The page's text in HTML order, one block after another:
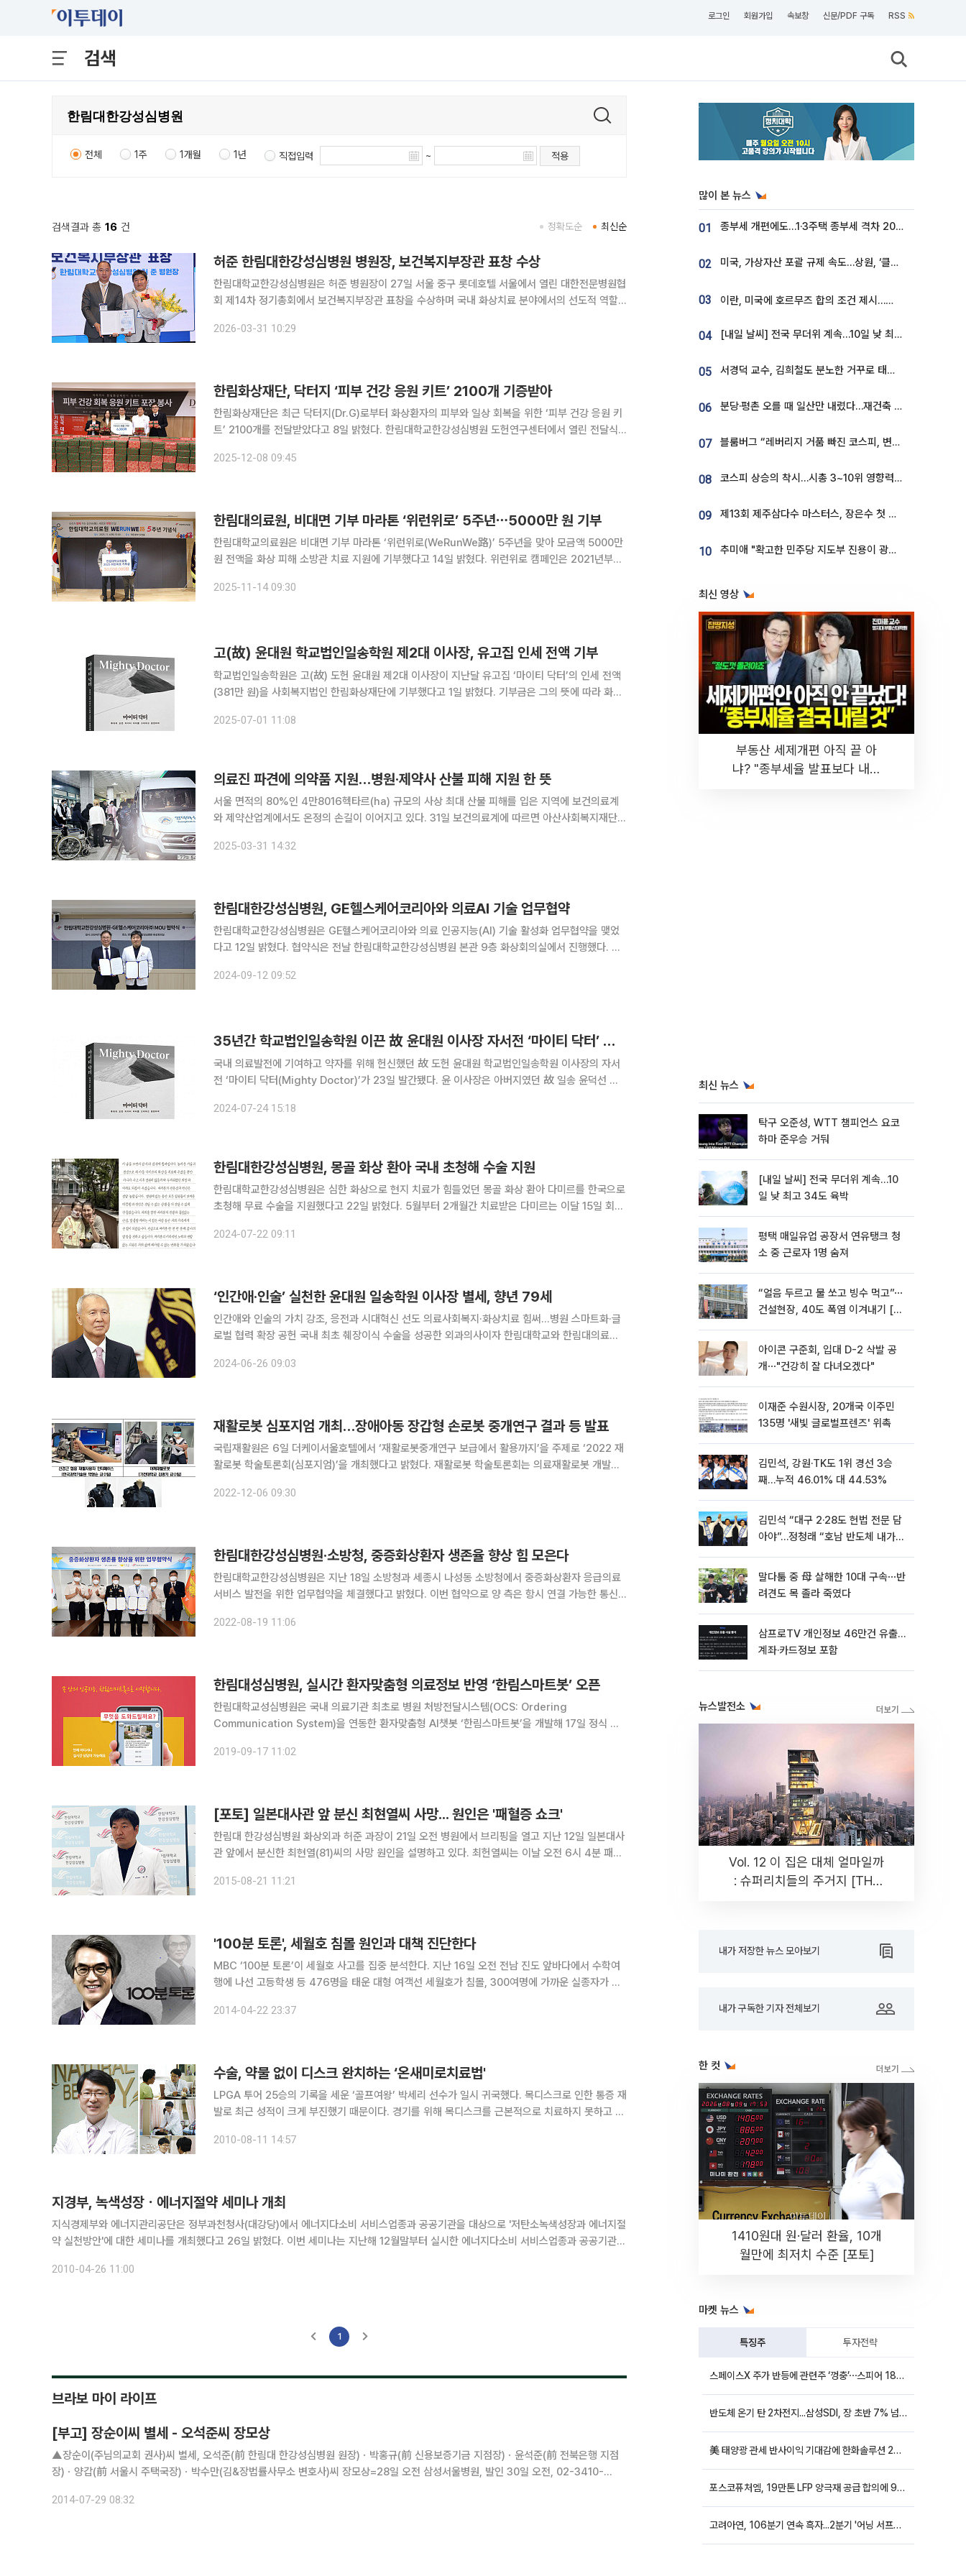
로그인 회원가입 속보창 신문/PDF 구독 RSS
검색
전체 1주 1개월 1년 직접입력 ~ 적용
검색결과 총 16 건 최신순
정확도순
허준 한림대한강성심병원 병원장, 보건복지부장관 표창 수상
한림대학교한강성심병원은 허준 병원장이 27일 서울 중구 롯데호텔 서울에서 열린 대한전문병원협
회 제14차 정기총회에서 보건복지부장관 표창을 수상하며 국내 화상치료 분야에서의 선도적 역할
인 봉사정신을 바탕으로 보건의료사업을 수행하고 국민 건강 증진에 기여한 공
2026-03-31 10:29
한림화상재단, 닥터지 ‘피부 건강 응원 키트’ 2100개 기증받아
한림화상재단은 최근 닥터지(Dr.G)로부터 화상환자의 피부와 일상 회복을 위한 ‘피부 건강 응원 키
트’ 2100개를 전달받았다고 8일 밝혔다. 한림대학교한강성심병원 도헌연구센터에서 열린 전달식
명이 참석했다. 닥터지 임직원들은 병원을 찾아 화상환자들의 쾌유
2025-12-08 09:45
한림대의료원, 비대면 기부 마라톤 ‘위런위로’ 5주년⋯5000만 원 기부
한림대학교의료원은 비대면 기부 마라톤 ‘위런위로(WeRunWe路)’ 5주년을 맞아 모금액 5000만
원 전액을 화상 피해 소방관 치료 지원에 기부했다고 14일 밝혔다. 위런위로 캠페인은 2021년부터
원한다. 한림대의료원은 이달 6일 서울시 영등포구 학교법
2025-11-14 09:30
고(故) 윤대원 학교법인일송학원 제2대 이사장, 유고집 인세 전액 기부
학교법인일송학원은 고(故) 도헌 윤대원 제2대 이사장이 지난달 유고집 ‘마이티 닥터’의 인세 전액
(381만 원)을 사회복지법인 한림화상재단에 기부했다고 1일 밝혔다. 기부금은 그의 뜻에 따라 화상
도헌이 추구한 의료의 공공적 역할을 기반으로 설립됐다. 병원
2025-07-01 11:08
의료진 파견에 의약품 지원…병원·제약사 산불 피해 지원 한 뜻
서울 면적의 80%인 4만8016헥타르(ha) 규모의 사상 최대 산불 피해를 입은 지역에 보건의료계
와 제약산업계에서도 온정의 손길이 이어지고 있다. 31일 보건의료계에 따르면 아산사회복지재단은
운영하는 아산재단은 산불로 큰 피해를 입은 영덕군 주민들을 위한
2025-03-31 14:32
한림대한강성심병원, GE헬스케어코리아와 의료AI 기술 업무협약
한림대학교한강성심병원은 GE헬스케어코리아와 의료 인공지능(AI) 기술 활성화 업무협약을 맺었
다고 12일 밝혔다. 협약식은 전날 한림대학교한강성심병원 본관 9층 화상회의실에서 진행했다. 허
했다. 양 기관은 최신 인공지능 기술이 탑재된 CT 장비를 활용해 환자에
2024-09-12 09:52
35년간 학교법인일송학원 이끈 故 윤대원 이사장 자서전 ‘마이티 닥터’ 발간
국내 의료발전에 기여하고 약자를 위해 헌신했던 故 도헌 윤대원 학교법인일송학원 이사장의 자서
전 ‘마이티 닥터(Mighty Doctor)’가 23일 발간됐다. 윤 이사장은 아버지였던 故 일송 윤덕선 학
한림대학교, 한림성심대학교, 한림국제대학원대학교, 그리고
2024-07-24 15:18
한림대한강성심병원, 몽골 화상 환아 국내 초청해 수술 지원
한림대학교한강성심병원은 심한 화상으로 현지 치료가 힘들었던 몽골 화상 환아 다미르를 한국으로
초청해 무료 수술을 지원했다고 22일 밝혔다. 5월부터 2개월간 치료받은 다미르는 이달 15일 회복
양쪽 팔에 심각한 3도 열탕화상을 입었다. 사고 직후 근처 종
2024-07-22 09:11
‘인간애·인술’ 실천한 윤대원 일송학원 이사장 별세, 향년 79세
인간애와 인술의 가치 강조, 응전과 시대혁신 선도 의료사회복지·화상치료 힘써…병원 스마트화·글
로벌 협력 확장 공헌 국내 최초 췌장이식 수술을 성공한 외과의사이자 한림대학교와 한림대의료원
2024-06-26 09:03
재활로봇 심포지엄 개최…장애아동 장갑형 손로봇 중개연구 결과 등 발표
국립재활원은 6일 더케이서울호텔에서 ‘재활로봇중개연구 보급에서 활용까지’을 주제로 ‘2022 재
활로봇 학술토론회(심포지엄)’을 개최했다고 밝혔다. 재활로봇 학술토론회는 의료재활로봇 개발과
활로봇보급사업단 공동 주관으로 ‘2022 재활로봇중개연구 심포지엄’과 ‘2
2022-12-06 09:30
한림대한강성심병원·소방청, 중증화상환자 생존율 향상 힘 모은다
한림대학교한강성심병원은 지난 18일 소방청과 세종시 나성동 소방청에서 중증화상환자 응급의료
서비스 발전을 위한 업무협약을 체결했다고 밝혔다. 이번 협약으로 양 측은 항시 연결 가능한 통신
2022-08-19 11:06
한림대성심병원, 실시간 환자맞춤형 의료정보 반영 ‘한림스마트봇’ 오픈
한림대학교성심병원은 국내 의료기관 최초로 병원 처방전달시스템(OCS: Ordering
Communication System)을 연동한 환자맞춤형 AI챗봇 ‘한림스마트봇’을 개발해 17일 정식 오
으로 ‘한림스마트봇’을 올해 4월부터 이미연 기획실장(방사선종양학과 교
2019-09-17 11:02
[포토] 일본대사관 앞 분신 최현열씨 사망... 원인은 '패혈증 쇼크'
한림대 한강성심병원 화상외과 허준 과장이 21일 오전 병원에서 브리핑을 열고 지난 12일 일본대사
관 앞에서 분신한 최현열(81)씨의 사망 원인을 설명하고 있다. 최헌열씨는 이날 오전 6시 4분 패혈
2015-08-21 11:21
'100분 토론', 세월호 침몰 원인과 대책 진단한다
MBC ‘100분 토론’이 세월호 사고를 집중 분석한다. 지난 16일 오전 전남 진도 앞바다에서 수학여
행에 나선 고등학생 등 476명을 태운 대형 여객선 세월호가 침몰, 300여명에 가까운 실종자가 발
을 위한 사투가 계속되고 있지만, 희망의 소식은 아직 들
2014-04-22 23:37
수술, 약물 없이 디스크 완치하는 ‘온새미로치료법'
LPGA 투어 25승의 기록을 세운 ‘골프여왕’ 박세리 선수가 일시 귀국했다. 목디스크로 인한 통증 재
발로 최근 성적이 크게 부진했기 때문이다. 경기를 위해 목디스크를 근본적으로 치료하지 못하고 일
이 반복되는 병의 ‘재발’이다. 많은 디스크 환자들이
2010-08-11 14:57
지경부, 녹색성장ㆍ에너지절약 세미나 개최
지식경제부와 에너지관리공단은 정부과천청사(대강당)에서 에너지다소비 서비스업종과 공공기관을 대상으로 '저탄소녹색성장과 에너지절
약 실천방안'에 대한 세미나를 개최했다고 26일 밝혔다. 이번 세미나는 지난해 12월말부터 실시한 에너지다소비 서비스업종과 공공기관의
2010-04-26 11:00
1
브라보 마이 라이프
[부고] 장순이씨 별세 - 오석준씨 장모상
▲장순이(주님의교회 권사)씨 별세, 오석준(前 한림대 한강성심병원 원장)ㆍ박홍규(前 신용보증기금 지점장)ㆍ윤석준(前 전북은행 지점
장)ㆍ양갑(前 서울시 주택국장)ㆍ박수만(김&장법률사무소 변호사)씨 장모상=28일 오전 삼성서울병원, 발인 30일 오전, 02-3410-
2014-07-29 08:32
많이 본 뉴스
01 종부세 개편에도…1·3주택 종부세 격차 2028년부터 확대
02 미국, 가상자산 포괄 규제 속도…상원, ‘클래리티법’ 9월 절차투표 추진
03 이란, 미국에 호르무즈 합의 조건 제시…美 “경기 아직 안 끝나” [종합]
04 [내일 날씨] 전국 무더위 계속…10일 낮 최고 34도 육박
05 서경덕 교수, 김희철도 분노한 거꾸로 태극기⋯"엉터리는 아냐, 아쉬울 뿐"
06 분당·평촌 오를 때 일산만 내렸다…재건축 기대감도 ‘무색’
07 블룸버그 “레버리지 거품 빠진 코스피, 변동성 최악 국면 지났을 가능성”
08 코스피 상승의 착시…시총 3~10위 영향력은 후퇴
09 제13회 제주삼다수 마스터스, 장은수 첫 우승하며 성료
10 추미애 "확고한 민주당 지도부 진용이 광주 호남 정신"
최신 영상
부동산 세제개편 아직 끝 아
냐? "종부세율 발표보다 내릴
최신 뉴스
탁구 오준성, WTT 챔피언스 요코
하마 준우승 거둬
[내일 날씨] 전국 무더위 계속…10
일 낮 최고 34도 육박
평택 매일유업 공장서 연유탱크 청
소 중 근로자 1명 숨져
“얼음 두르고 물 쏘고 빙수 먹고”⋯
건설현장, 40도 폭염 이겨내기 [르
아이콘 구준회, 입대 D-2 삭발 공
개⋯"건강히 잘 다녀오겠다"
이재준 수원시장, 20개국 이주민
135명 '새빛 글로벌프렌즈' 위촉
김민석, 강원·TK도 1위 경선 3승
째…누적 46.01% 대 44.53%
김민석 “대구 2·28도 헌법 전문 담
아야”…정청래 “호남 반도체 내가
말다툼 중 母 살해한 10대 구속⋯반
려견도 목 졸라 죽였다
삼프로TV 개인정보 46만건 유출…
계좌·카드정보 포함
뉴스발전소
Vol. 12 이 집은 대체 얼마일까
: 슈퍼리치들의 주거지 [THE
내가 저장한 뉴스 모아보기
내가 구독한 기자 전체보기
한 컷
1410원대 원·달러 환율, 10개
월만에 최저치 수준 [포토]
마켓 뉴스
특징주 투자전략
스페이스X 주가 반등에 관련주 ‘껑충’⋯스피어 18%ㆍ에이치브이엠 12%↑
반도체 온기 탄 2차전지...삼성SDI, 장 초반 7% 넘게 껑충
美 태양광 관세 반사이익 기대감에 한화솔루션 20%대·OCI홀딩스 14%대 급등
포스코퓨처엠, 19만톤 LFP 양극재 공급 합의에 9%대 강세
고려아연, 106분기 연속 흑자...2분기 '어닝 서프라이즈'에 장 초반 12%대 강세